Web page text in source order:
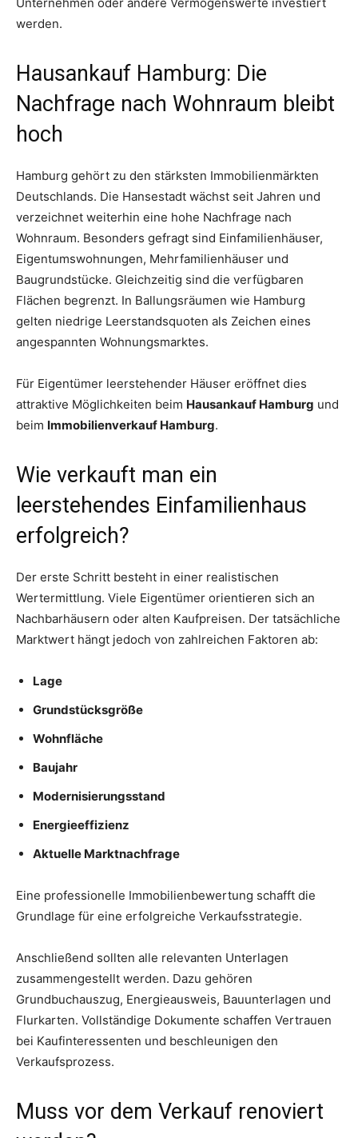
Unternehmen oder andere Vermögenswerte investiert
werden.
Hausankauf Hamburg: Die
Nachfrage nach Wohnraum bleibt
hoch
Hamburg gehört zu den stärksten Immobilienmärkten
Deutschlands. Die Hansestadt wächst seit Jahren und
verzeichnet weiterhin eine hohe Nachfrage nach
Wohnraum. Besonders gefragt sind Einfamilienhäuser,
Eigentumswohnungen, Mehrfamilienhäuser und
Baugrundstücke. Gleichzeitig sind die verfügbaren
Flächen begrenzt. In Ballungsräumen wie Hamburg
gelten niedrige Leerstandsquoten als Zeichen eines
angespannten Wohnungsmarktes.
Für Eigentümer leerstehender Häuser eröffnet dies
attraktive Möglichkeiten beim Hausankauf Hamburg und
beim Immobilienverkauf Hamburg.
Wie verkauft man ein
leerstehendes Einfamilienhaus
erfolgreich?
Der erste Schritt besteht in einer realistischen
Wertermittlung. Viele Eigentümer orientieren sich an
Nachbarhäusern oder alten Kaufpreisen. Der tatsächliche
Marktwert hängt jedoch von zahlreichen Faktoren ab:
Lage
Grundstücksgröße
Wohnfläche
Baujahr
Modernisierungsstand
Energieeffizienz
Aktuelle Marktnachfrage
Eine professionelle Immobilienbewertung schafft die
Grundlage für eine erfolgreiche Verkaufsstrategie.
Anschließend sollten alle relevanten Unterlagen
zusammengestellt werden. Dazu gehören
Grundbuchauszug, Energieausweis, Bauunterlagen und
Flurkarten. Vollständige Dokumente schaffen Vertrauen
bei Kaufinteressenten und beschleunigen den
Verkaufsprozess.
Muss vor dem Verkauf renoviert